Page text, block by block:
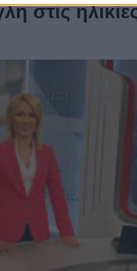
στις